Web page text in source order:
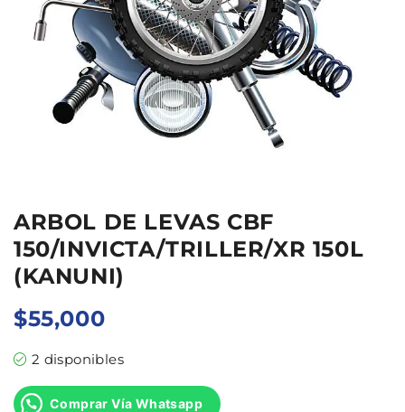
ARBOL DE LEVAS CBF
150/INVICTA/TRILLER/XR 150L
(KANUNI)
$55,000
2 disponibles
Comprar Vía Whatsapp